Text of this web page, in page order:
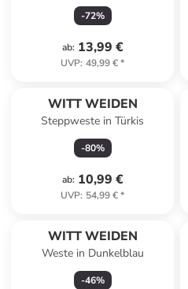
-72%
ab: 13,99 €
UVP: 49,99 €*
WITT WEIDEN
Steppweste in Türkis
-80%
ab: 10,99 €
UVP: 54,99 €*
WITT WEIDEN
Weste in Dunkelblau
-46%